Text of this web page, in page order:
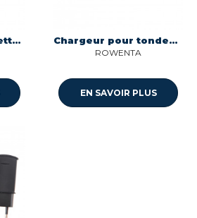
Chargeur & pour nettoyeur rasoir Braun 81314663 Chargeur pour tondeuse Rowenta CS-10001098
ROWENTA
EN SAVOIR PLUS